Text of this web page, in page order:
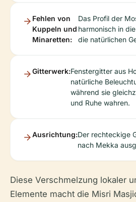
Fehlen von
Kuppeln und
Minaretten:
Das Profil der
harmonisch in
die natürlichen
Gitterwerk:Fenstergitter aus
natürliche
während sie
und Ruhe wahren.
Ausrichtung:Der rechteckige
nach Mekka
Diese Verschmelzung lokaler
Elemente macht die Misri